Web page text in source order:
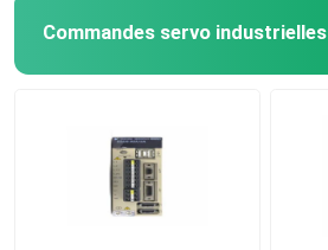
Commandes servo industrielles